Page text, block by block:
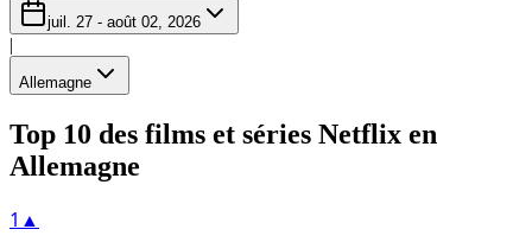
juil. 27 - août 02, 2026
|
Allemagne
Top 10 des films et séries Netflix en
Allemagne
1 ▲